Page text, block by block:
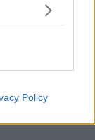
Policy
bianco di San
Nebbiai.
ai
della Città: la
le squadre più
alla gara